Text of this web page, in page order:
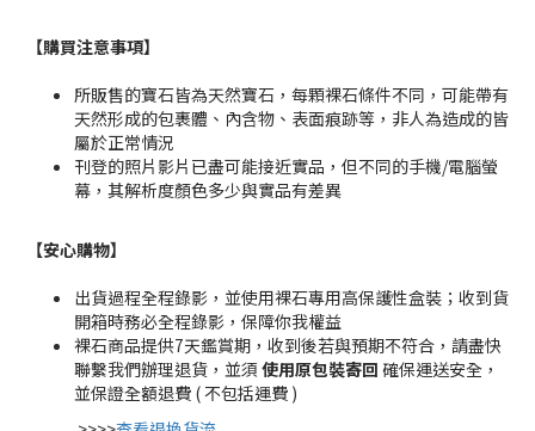
【購買注意事項】
所販售的寶石皆為天然寶石，每顆裸石條件不同，可能帶有
天然形成的包裹體、內含物、表面痕跡等，非人為造成的皆
屬於正常情況
刊登的照片影片已盡可能接近實品，但不同的手機/電腦螢
幕，其解析度顏色多少與實品有差異
【安心購物】
出貨過程全程錄影，並使用裸石專用高保護性盒裝；收到貨
開箱時務必全程錄影，保障你我權益
裸石商品提供7天鑑賞期，收到後若與預期不符合，請盡快
聯繫我們辦理退貨，並須 使用原包裝寄回 確保運送安全，
並保證全額退費 ( 不包括運費 )